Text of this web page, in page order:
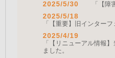
2025/5/30 「【
2025/5/18
「【重要】旧インター
2025/4/19
「【リニューアル情報
ました。